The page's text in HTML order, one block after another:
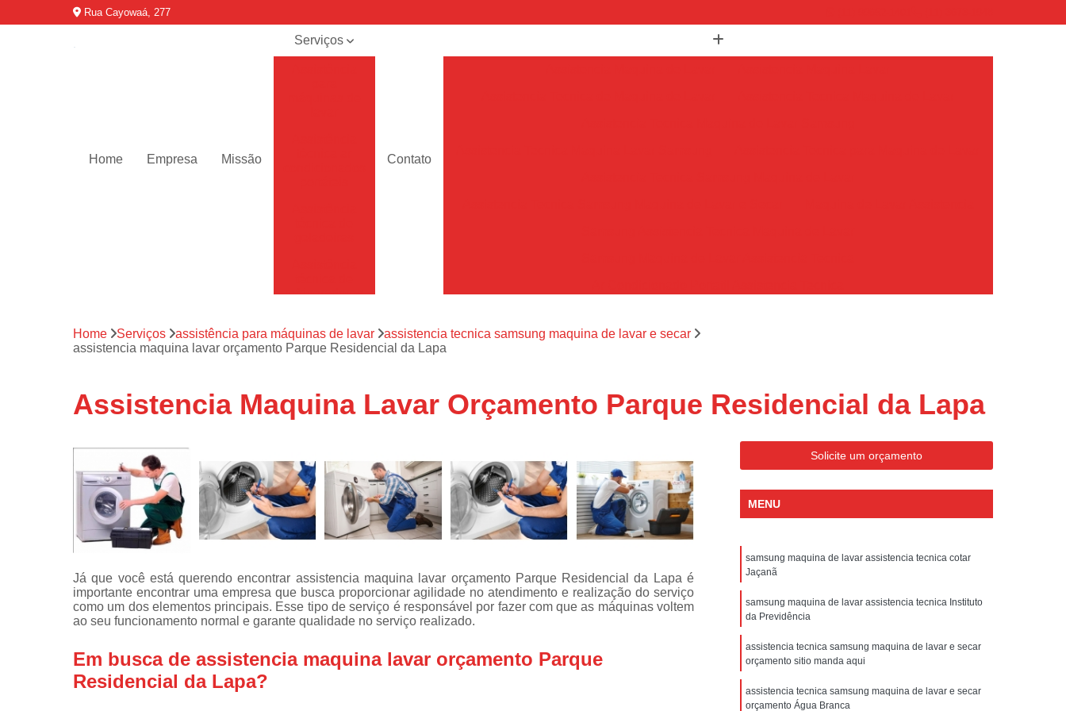
Rua Cayowaá, 277
Home Empresa Missão
Serviços
refrigeradores
técnica de
secadoras
fogão
microondas
Conserto de
máquinas de
lavar
Consertos de
Consertos de
geladeiras
expositoras
fogões
Contato
Assistencia Tecnica Ar Condicionado Portatil
Assistencia Tecnica Ar Condicionado Portatil Philco
Assistencia Tecnica Ar Condicionado Tipo Portatil
Assistencia Tecnica de Ar Condicionado Portatil
Assistencia Tecnica de Ar Condicionado Portatil Philco
Assistencia Tecnica em Ar Condicionado Portatil
Assistencia Tecnica para Ar Condicionado Portatil
Assistencia Tecnica Electrolux Geladeira
Assistencia Tecnica Geladeira
Assistencia Tecnica Geladeira Electrolux
Assistencia Tecnica Resfriar Geladeira
Electrolux Assistencia Tecnica Geladeira
Geladeira Electrolux Assistencia Tecnica
Assistencia Tecnica de Refrigerador
Assistencia Tecnica Electrolux Refrigerador
Home Serviços assistência para máquinas de lavar
assistencia tecnica samsung maquina de lavar e secar
assistencia maquina lavar orçamento Parque Residencial da Lapa
Assistencia Maquina Lavar Orçamento Parque Residencial da Lapa
Já que você está querendo encontrar assistencia maquina lavar orçamento Parque Residencial da Lapa é
importante encontrar uma empresa que busca proporcionar agilidade no atendimento e realização do serviço
como um dos elementos principais. Esse tipo de serviço é responsável por fazer com que as máquinas voltem
ao seu funcionamento normal e garante qualidade no serviço realizado.
Em busca de assistencia maquina lavar orçamento Parque
Residencial da Lapa?
Solicite um orçamento
MENU
samsung maquina de lavar assistencia tecnica cotar
Jaçanã
samsung maquina de lavar assistencia tecnica Instituto
da Previdência
assistencia tecnica samsung maquina de lavar e secar
orçamento sitio manda aqui
assistencia tecnica samsung maquina de lavar e secar
orçamento Água Branca